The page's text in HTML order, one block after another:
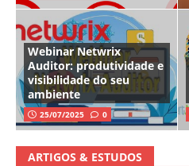
Webinar Netwrix
Auditor: produtividade e
visibilidade do seu
ambiente
25/07/2025 0
ARTIGOS & ESTUDOS